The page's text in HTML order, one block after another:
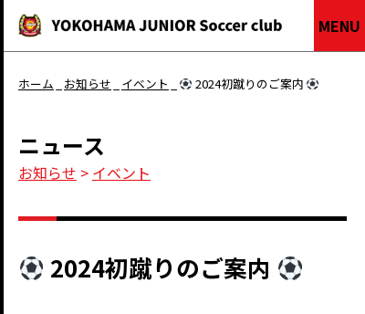
MENU
ホーム お知らせ イベント 2024初蹴りのご案内
ニュース
お知らせ > イベント
2024初蹴りのご案内